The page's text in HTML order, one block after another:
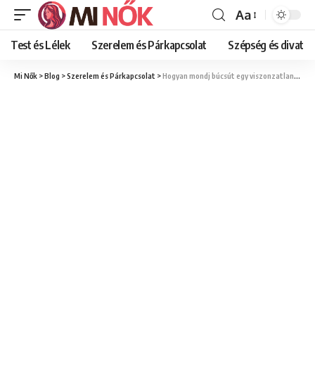
Font
Resizer
Aa
Test és Lélek Szerelem és Párkapcsolat Szépség és divat
Mi Nők >Blog >Szerelem és Párkapcsolat >Hogyan mondj búcsút egy viszonzatlan szerelemnek: Útmutató az elengedéshez és az újrakezdéshez